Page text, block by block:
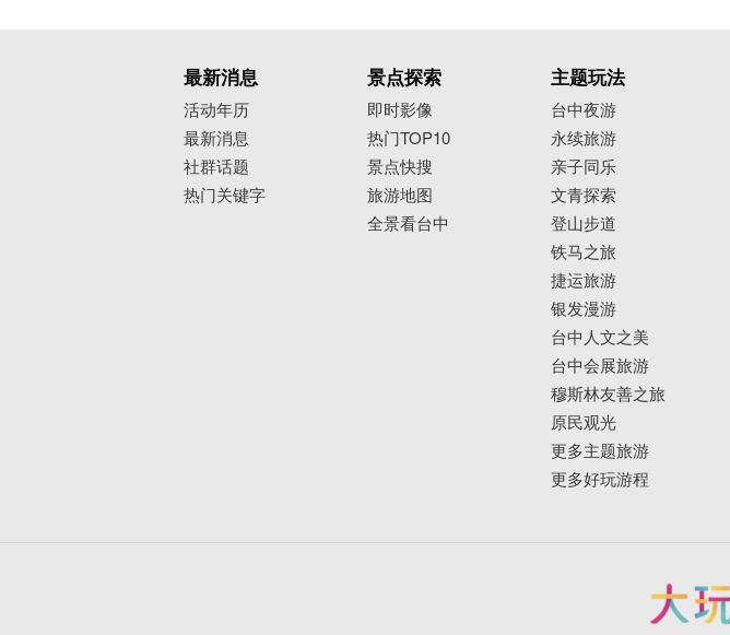
最新消息
活动年历
最新消息
社群话题
热门关键字
景点探索
即时影像
热门TOP10
景点快搜
旅游地图
全景看台中
主题玩法
台中夜游
永续旅游
亲子同乐
文青探索
登山步道
铁马之旅
捷运旅游
银发漫游
台中人文之美
台中会展旅游
穆斯林友善之旅
原民观光
更多主题旅游
更多好玩游程